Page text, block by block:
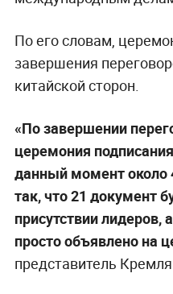
По его словам,
завершения
китайской сторон.
«По завершении
церемония
данный момент около
так, что 21 документ
присутствии лидеров,
просто объявлено на
представитель